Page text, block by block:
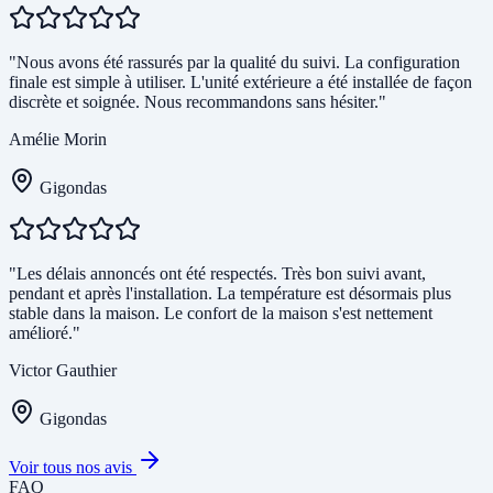
"Nous avons été rassurés par la qualité du suivi. La configuration
finale est simple à utiliser. L'unité extérieure a été installée de façon
discrète et soignée. Nous recommandons sans hésiter."
Amélie Morin
Gigondas
"Les délais annoncés ont été respectés. Très bon suivi avant,
pendant et après l'installation. La température est désormais plus
stable dans la maison. Le confort de la maison s'est nettement
amélioré."
Victor Gauthier
Gigondas
Voir tous nos avis
FAQ